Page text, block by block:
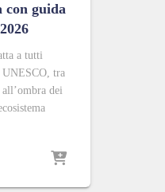
con guida
a tutti
UNESCO, tra
dei